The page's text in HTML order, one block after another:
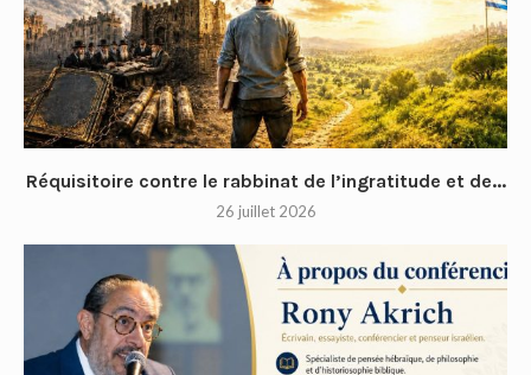
Réquisitoire contre le rabbinat de l’ingratitude et de...
26 juillet 2026